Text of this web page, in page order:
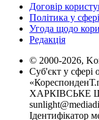
Договір
Політика у
Угода щодо
Редакція
© 2000-2026,
Суб'єкт у сфері
ХАРКІВСЬКЕ
Ідентифікатор